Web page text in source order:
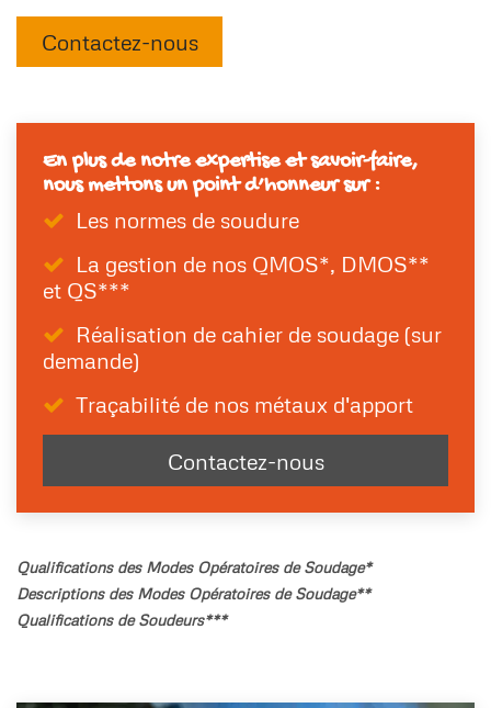
En plus de notre expertise et savoir-faire,
nous mettons un point d’honneur sur :
Les normes de soudure
La gestion de nos QMOS*, DMOS**
et QS***
Réalisation de cahier de soudage (sur
demande)
Traçabilité de nos métaux d'apport
Contactez-nous
Contactez-nous
Qualifications des Modes Opératoires de Soudage*
Descriptions des Modes Opératoires de Soudage**
Qualifications de Soudeurs***